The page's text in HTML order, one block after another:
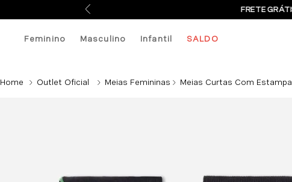
FRETE
Feminino Masculino Infantil SALDO
Outlet Oficial Meias Femininas Meias Curtas Com